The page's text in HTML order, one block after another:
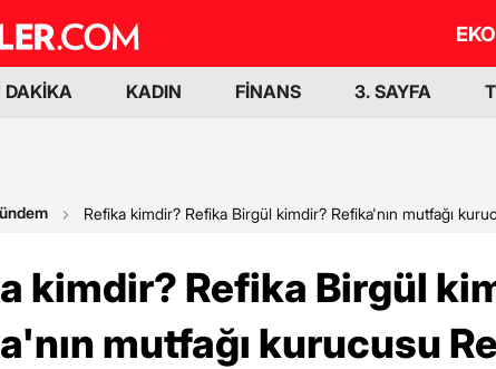
DAKİKA KADIN FİNANS 3. SAYFA
Refika kimdir? Refika Birgül kimdir? Refika'nın mutfağı
kimdir? Refika Birgül
mutfağı kurucusu